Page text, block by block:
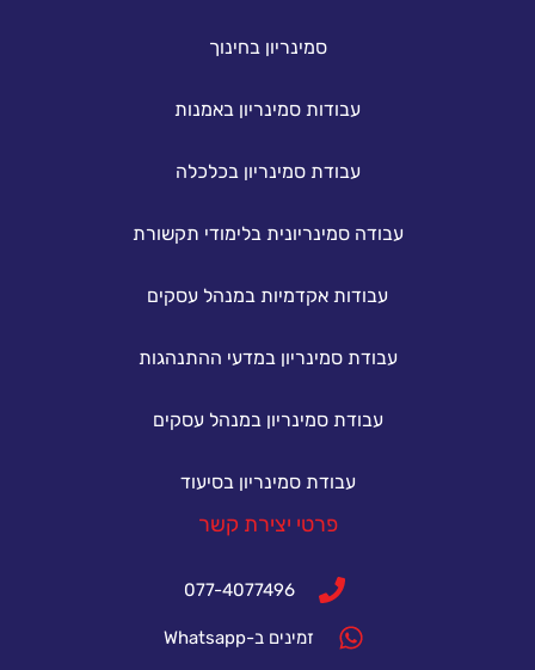
סמינריון בחינוך
עבודות סמינריון באמנות
עבודת סמינריון בכלכלה
עבודה סמינריונית בלימודי תקשורת
עבודות אקדמיות במנהל עסקים
עבודת סמינריון במדעי ההתנהגות
עבודת סמינריון במנהל עסקים
עבודת סמינריון בסיעוד
פרטי יצירת קשר
077-4077496
זמינים ב-Whatsapp